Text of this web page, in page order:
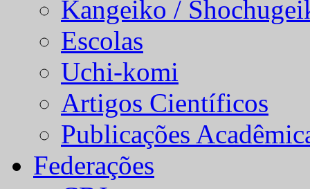
Kangeiko /
Escolas
Uchi-komi
Artigos Científicos
Publicações
Federações